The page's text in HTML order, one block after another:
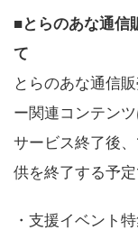
■とらのあな通信
て
とらのあな通信
ー関連コンテン
サービス終了後
供を終了する予定
・支援イベント